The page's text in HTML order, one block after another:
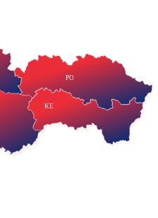
PO
KE